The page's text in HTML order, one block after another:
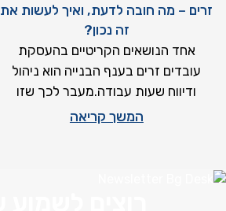
זרים – מה חובה לדעת, ואיך לעשות את
זה נכון?
אחד הנושאים הקריטיים בהעסקת
עובדים זרים בענף הבנייה הוא ניהול
ודיווח שעות עבודה.מעבר לכך שזו
דרישה חוקית – מדובר גם
המשך קריאה